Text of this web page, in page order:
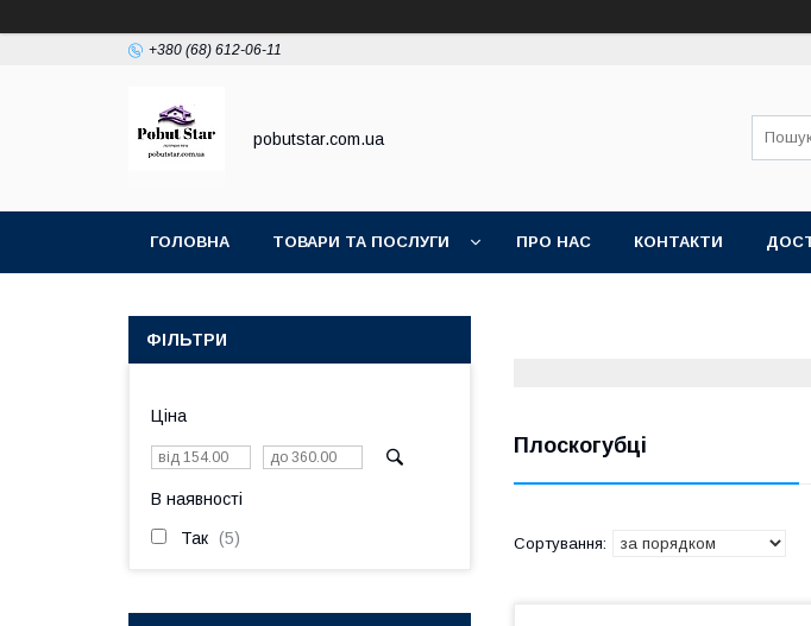
+380 (68) 612-06-11
pobutstar.com.ua
ГОЛОВНА ТОВАРИ ТА ПОСЛУГИ ПРО НАС КОНТАКТИ
Плоскогубці
ФІЛЬТРИ
Ціна
В наявності
Так 5